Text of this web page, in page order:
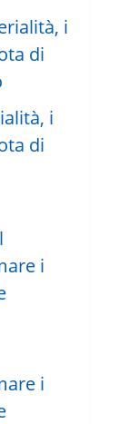
i
di
i